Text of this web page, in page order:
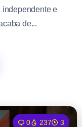
independente e
de...
0 237 3